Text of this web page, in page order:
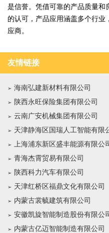
是信誉。凭借可靠的产品质量和
的认可，产品应用涵盖多个行
应商。
友情链接
海南弘建新材料有限公司
陕西永旺保险集团有限公司
云南广安机械集团有限公司
天津静海区国瑞人工智能有限
上海浦东新区盛丰能源有限公
青海杰霄贸易有限公司
陕西科力汽车有限公司
天津红桥区福鼎文化有限公司
内蒙古裳毓建筑有限公司
安徽凯旋智能制造股份有限公
内蒙古亿迈智能制造有限公司